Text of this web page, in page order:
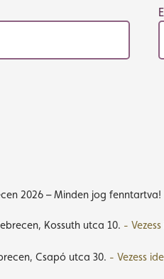
2026 – Minden jog fenntartva!
Kossuth utca 10. -
Csapó utca 30. - Vezess